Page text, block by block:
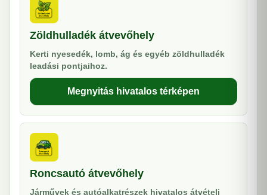
Zöldhulladék átvevőhely
Kerti nyesedék, lomb, ág és egyéb zöldhulladék
leadási pontjaihoz.
Megnyitás hivatalos térképen
Roncsautó átvevőhely
Járművek és autóalkatrészek hivatalos átvételi